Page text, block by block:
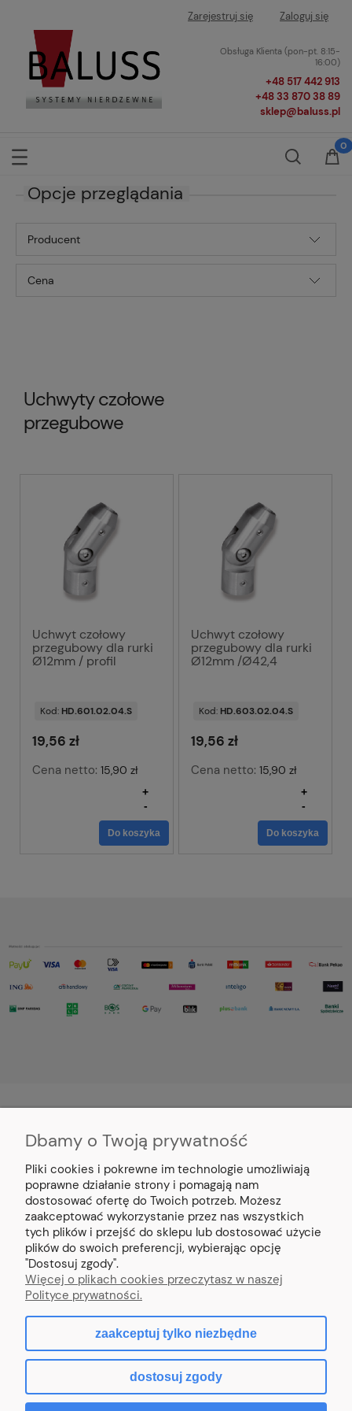
Zarejestruj się Zaloguj się
Obsługa Klienta (pon-pt. 8:15-
16:00)
+48 517 442 913
+48 33 870 38 89
sklep@baluss.pl
Opcje przeglądania
Producent
Cena
Uchwyty czołowe
przegubowe
Uchwyt czołowy
przegubowy dla rurki
Ø12mm / profil
Kod: HD.601.02.04.S
19,56 zł
Cena netto:15,90 zł
-
+
Do koszyka
Uchwyt czołowy
przegubowy dla rurki
Ø12mm /Ø42,4
Kod: HD.603.02.04.S
19,56 zł
Cena netto: 15,90 zł
-
+
Do koszyka
MOJE KONTO
PŁATNOŚCI I DOSTAWA
INFORMACJE
O NAS
Sklep internetowy Shoper.pl
Dbamy o Twoją prywatność
Pliki cookies i pokrewne im technologie umożliwiają
poprawne działanie strony i pomagają nam
dostosować ofertę do Twoich potrzeb. Możesz
zaakceptować wykorzystanie przez nas wszystkich
tych plików i przejść do sklepu lub dostosować użycie
plików do swoich preferencji, wybierając opcję
"Dostosuj zgody".
Więcej o plikach cookies przeczytasz w naszej
Polityce prywatności.
zaakceptuj tylko niezbędne
dostosuj zgody